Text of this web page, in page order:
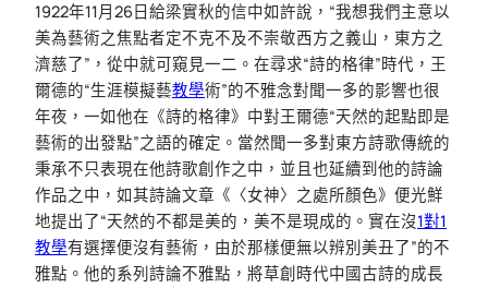
1922年11月26日給梁實秋的信中如許說，“我想我們主意以
美為藝術之焦點者定不克不及不崇敬西方之義山，東方之
濟慈了”，從中就可窺見一二。在尋求“詩的格律”時代，王
爾德的“生涯模擬藝教學術”的不雅念對聞一多的影響也很
年夜，一如他在《詩的格律》中對王爾德“天然的起點即是
藝術的出發點”之語的確定。當然聞一多對東方詩歌傳統的
秉承不只表現在他詩歌創作之中，並且也延續到他的詩論
作品之中，如其詩論文章《〈女神〉之處所顏色》便光鮮
地提出了“天然的不都是美的，美不是現成的。實在沒1對1
教學有選擇便沒有藝術，由於那樣便無以辨別美丑了”的不
雅點。他的系列詩論不雅點，將草創時代中國古詩的成長